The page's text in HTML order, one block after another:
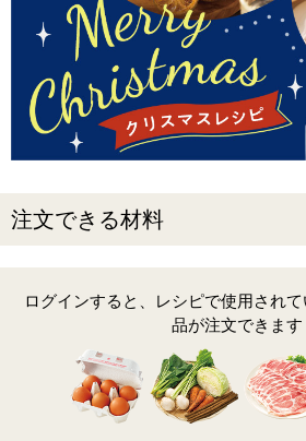
注文できる材料
ログインすると、レシピで使用され
品が注文できます